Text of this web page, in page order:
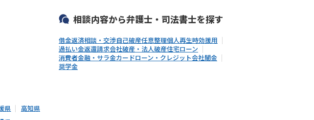
県
高知県
相談内容から弁護士・司法書士を探す
借金返済相談・交渉自己破産任意整理個人再生時効援用
過払い金返還請求会社破産・法人破産住宅ローン
消費者金融・サラ金カードローン・クレジット会社闇金
奨学金